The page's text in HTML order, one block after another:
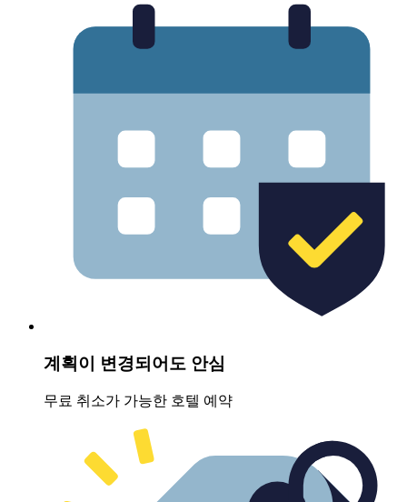
계획이 변경되어도 안심
무료 취소가 가능한 호텔 예약